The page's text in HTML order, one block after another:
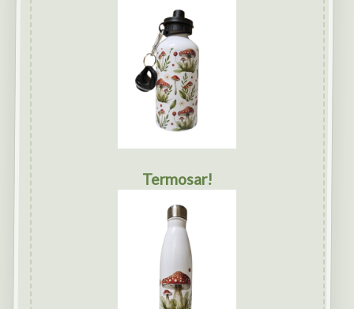
Termosar!